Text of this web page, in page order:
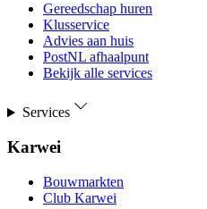
Gereedschap huren
Klusservice
Advies aan huis
PostNL afhaalpunt
Bekijk alle services
Services
Karwei
Bouwmarkten
Club Karwei